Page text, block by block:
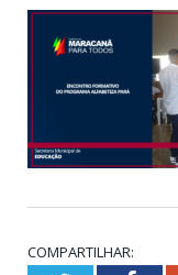
COMPARTILHAR: